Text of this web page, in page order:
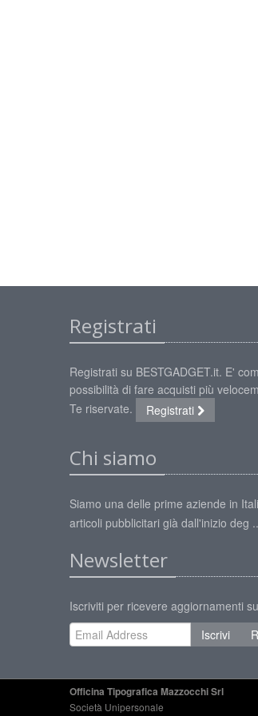
Registrati
Registrati su BESTGADGET.it. E'
possibilità di fare acquisti più
Te riservate.
Registrati
Chi siamo
Siamo una delle prime aziende in
articoli pubblicitari già dall'inizio deg
Newsletter
Iscriviti per ricevere aggiornamenti
Iscrivi
Officina Tipografica Mazzocchi Srl
Società Unipersonale